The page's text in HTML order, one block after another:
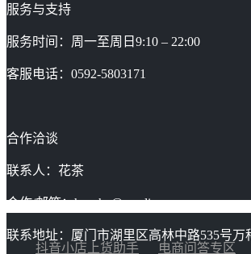
服务与支持
服务时间：周一至周日9:10 – 22:00
客服电话：0592-5803171
合作洽谈
联系人：花茶
合作/邮箱：huacha@gaoding.com
联系地址：厦门市湖里区高林中路535号万
抖音小店上货助手
电商问答专区